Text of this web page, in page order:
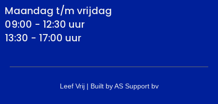
Maandag t/m vrijdag
09:00 - 12:30 uur
13:30 - 17:00 uur
Leef Vrij | Built by AS Support bv